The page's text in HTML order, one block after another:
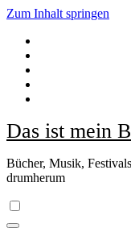
Zum Inhalt springen
Das ist mein
Bücher, Musik,
drumherum